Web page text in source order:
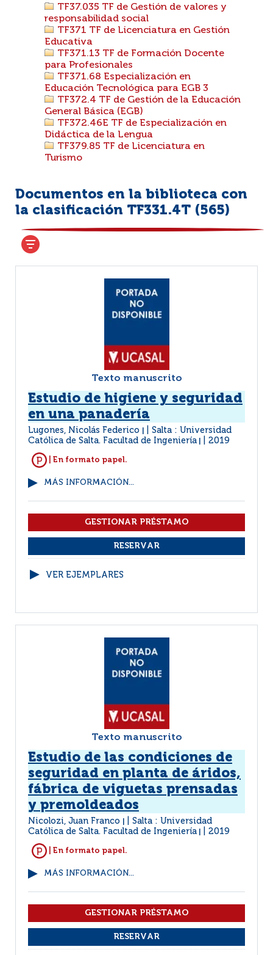
TF37.035 TF de Gestión de valores y
responsabilidad social
TF371 TF de Licenciatura en Gestión
Educativa
TF371.13 TF de Formación Docente
para Profesionales
TF371.68 Especialización en
Educación Tecnológica para EGB 3
TF372.4 TF de Gestión de la Educación
General Básica (EGB)
TF372.46E TF de Especialización en
Didáctica de la Lengua
TF379.85 TF de Licenciatura en
Turismo
Documentos en la biblioteca con
la clasificación TF331.4T (565)
Texto manuscrito
Estudio de higiene y seguridad
en una panadería
Lugones, Nicolás Federico
Salta : Universidad
Católica de Salta. Facultad de Ingeniería
2019
| En formato papel.
MÁS INFORMACIÓN...
VER EJEMPLARES
Texto manuscrito
Estudio de las condiciones de
seguridad en planta de áridos,
fábrica de viguetas prensadas
y premoldeados
Nicolozi, Juan Franco
Salta : Universidad
Católica de Salta. Facultad de Ingeniería
2019
| En formato papel.
MÁS INFORMACIÓN...